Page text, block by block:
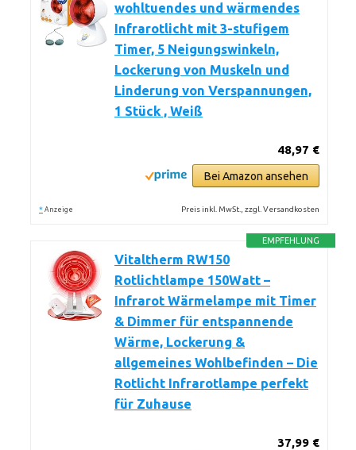
wohltuendes und wärmendes
Infrarotlicht mit 3-stufigem
Timer, 5 Neigungswinkeln,
Lockerung von Muskeln und
Linderung von Verspannungen,
1 Stück , Weiß
48,97 €
Bei Amazon ansehen
* Anzeige Preis inkl. MwSt., zzgl. Versandkosten
EMPFEHLUNG
Vitaltherm RW150
Rotlichtlampe 150Watt –
Infrarot Wärmelampe mit Timer
& Dimmer für entspannende
Wärme, Lockerung &
allgemeines Wohlbefinden – Die
Rotlicht Infrarotlampe perfekt
für Zuhause
37,99 €